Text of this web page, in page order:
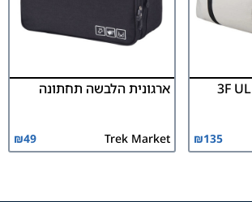
תיק אחסון גדול – 3F UL
₪135
ארגונית הלבשה תחתונה
Trek Market
₪49